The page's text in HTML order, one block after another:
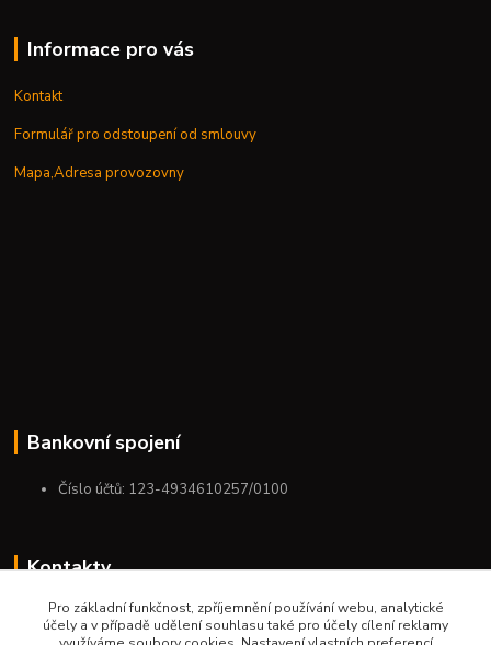
Informace pro vás
Kontakt
Formulář pro odstoupení od smlouvy
Mapa,Adresa provozovny
Bankovní spojení
Číslo účtů: 123-4934610257/0100
Kontakty
+420 775 954 963
9:00-12:00-13:00-16:00
Pro základní funkčnost, zpříjemnění používání webu, analytické
účely a v případě udělení souhlasu také pro účely cílení reklamy